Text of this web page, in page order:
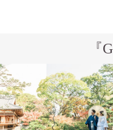
『